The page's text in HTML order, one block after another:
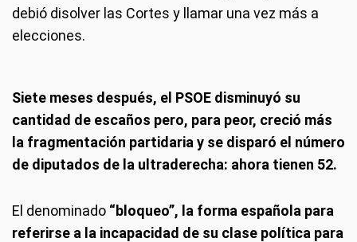
debió disolver las Cortes y llamar una vez más a
elecciones.
Siete meses después, el PSOE disminuyó su
cantidad de escaños pero, para peor, creció más
la fragmentación partidaria y se disparó el número
de diputados de la ultraderecha: ahora tienen 52.
El denominado “bloqueo”, la forma española para
referirse a la incapacidad de su clase política para